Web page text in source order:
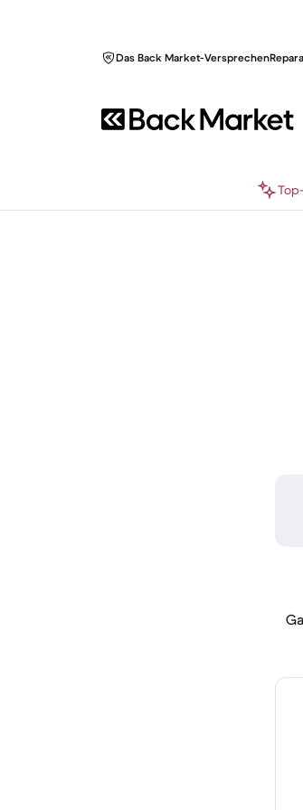
Das Back Market-Versprechen